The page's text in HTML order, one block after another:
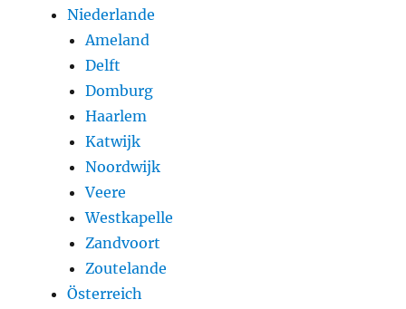
Niederlande
Ameland
Delft
Domburg
Haarlem
Katwijk
Noordwijk
Veere
Westkapelle
Zandvoort
Zoutelande
Österreich